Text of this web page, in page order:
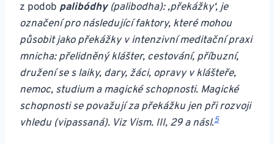
z podob palibódhy (palibodha): ,překážky‘, je
označení pro následující faktory, které mohou
působit jako překážky v intenzivní meditační praxi
mnicha: přelidněný klášter, cestování, příbuzní,
družení se s laiky, dary, žáci, opravy v klášteře,
nemoc, studium a magické schopnosti. Magické
schopnosti se považují za překážku jen při rozvoji
vhledu (vipassaná). Viz Vism. III, 29 a násl.5